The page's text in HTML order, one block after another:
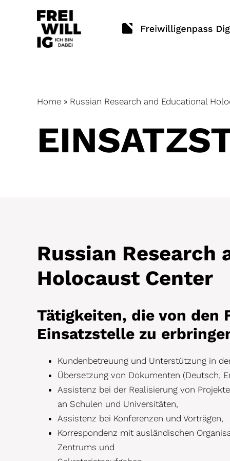
Home » Russian Research and Educational
Russian Research
Holocaust Center
Tätigkeiten, die von den
Einsatzstelle zu
Kundenbetreuung und Unterstützung in
Übersetzung von Dokumenten (Deutsch,
Assistenz bei der Realisierung von
an Schulen und Universitäten,
Assistenz bei Konferenzen und Vorträgen,
Korrespondenz mit ausländischen
Zentrums und